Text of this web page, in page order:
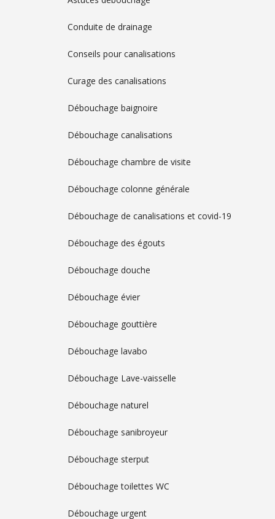
Conduite de drainage
Conseils pour canalisations
Curage des canalisations
Débouchage baignoire
Débouchage canalisations
Débouchage chambre de visite
Débouchage colonne générale
Débouchage de canalisations et covid-19
Débouchage des égouts
Débouchage douche
Débouchage évier
Débouchage gouttière
Débouchage lavabo
Débouchage Lave-vaisselle
Débouchage naturel
Débouchage sanibroyeur
Débouchage sterput
Débouchage toilettes WC
Débouchage urgent